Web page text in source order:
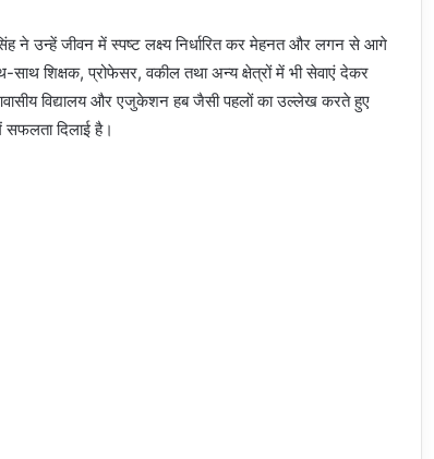
सिंह ने उन्हें जीवन में स्पष्ट लक्ष्य निर्धारित कर मेहनत और लगन से आगे
शिक्षक, प्रोफेसर, वकील तथा अन्य क्षेत्रों में भी सेवाएं देकर
विद्यालय और एजुकेशन हब जैसी पहलों का उल्लेख करते हुए
सफलता दिलाई है।